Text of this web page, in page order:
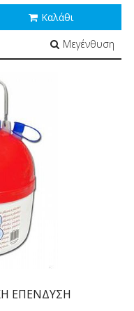
Καλάθι
Μεγένθυση
ΕΠΕΝΔΥΣΗ